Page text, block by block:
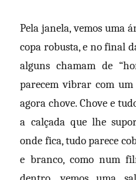
Pela janela, vemos uma
copa robusta, e no final
alguns chamam de
parecem vibrar com
agora chove. Chove e
a calçada que lhe
onde fica, tudo parece
e branco, como num